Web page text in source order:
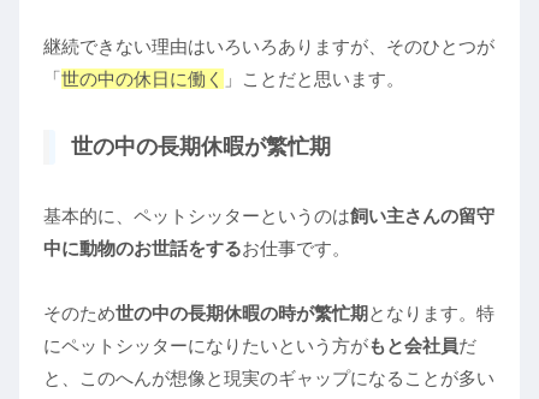
継続できない理由はいろいろありますが、そのひとつが
「世の中の休日に働く 」ことだと思います。
世の中の長期休暇が繁忙期
基本的に、ペットシッターというのは飼い主さんの留守
中に動物のお世話をするお仕事です。
そのため世の中の長期休暇の時が繁忙期 となります。特
にペットシッターになりたいという方がもと会社員だ
と、このへんが想像と現実のギャップになることが多い